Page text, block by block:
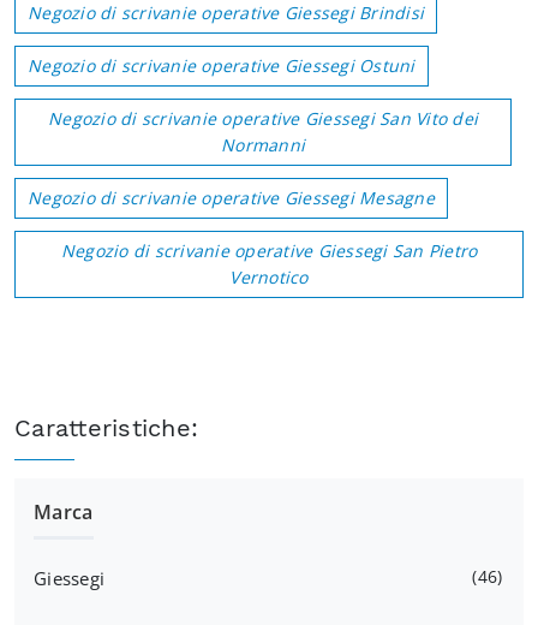
Negozio di scrivanie operative Giessegi Brindisi
Negozio di scrivanie operative Giessegi Ostuni
Negozio di scrivanie operative Giessegi San Vito dei
Normanni
Negozio di scrivanie operative Giessegi Mesagne
Negozio di scrivanie operative Giessegi San Pietro
Vernotico
Caratteristiche:
Marca
Giessegi 46